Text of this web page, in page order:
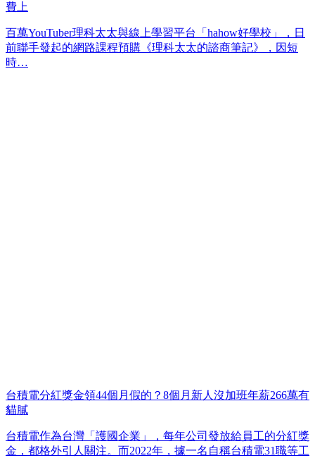
費上
百萬YouTuber理科太太與線上學習平台「hahow好學校」，日
前聯手發起的網路課程預購《理科太太的諮商筆記》，因短
時…
台積電分紅獎金領44個月假的？8個月新人沒加班年薪266萬有
貓膩
台積電作為台灣「護國企業」，每年公司發放給員工的分紅獎
金，都格外引人關注。而2022年，據一名自稱台積電31職等工